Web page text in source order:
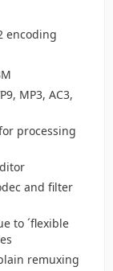
encoding
MP3, AC3,
processing
and filter
to ´flexible
remuxing